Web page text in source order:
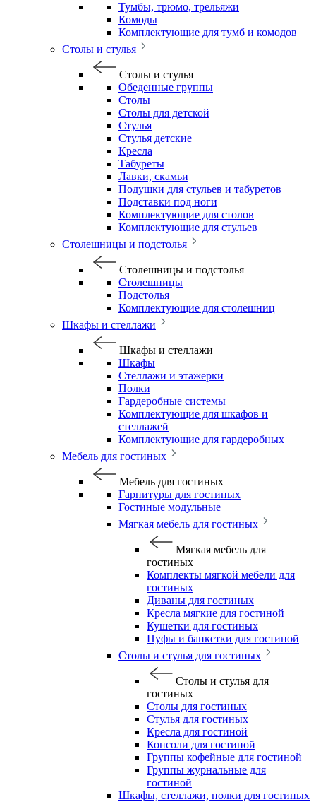
Тумбы, трюмо, трельяжи
Комоды
Комплектующие для тумб и комодов
Столы и стулья
Столы и стулья
Обеденные группы
Столы
Столы для детской
Стулья
Стулья детские
Кресла
Табуреты
Лавки, скамьи
Подушки для стульев и табуретов
Подставки под ноги
Комплектующие для столов
Комплектующие для стульев
Столешницы и подстолья
Столешницы и подстолья
Столешницы
Подстолья
Комплектующие для столешниц
Шкафы и стеллажи
Шкафы и стеллажи
Шкафы
Стеллажи и этажерки
Полки
Гардеробные системы
Комплектующие для шкафов и
стеллажей
Комплектующие для гардеробных
Мебель для гостиных
Мебель для гостиных
Гарнитуры для гостиных
Гостиные модульные
Мягкая мебель для гостиных
Мягкая мебель для
гостиных
Комплекты мягкой мебели для
гостиных
Диваны для гостиных
Кресла мягкие для гостиной
Кушетки для гостиных
Пуфы и банкетки для гостиной
Столы и стулья для гостиных
Столы и стулья для
гостиных
Столы для гостиных
Стулья для гостиных
Кресла для гостиной
Консоли для гостиной
Группы кофейные для гостиной
Группы журнальные для
гостиной
Шкафы, стеллажи, полки для гостиных